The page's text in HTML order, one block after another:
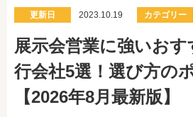
更新日 2023.10.19 カテゴリー
展示会営業に強いお
行会社5選！選び方の
【2026年8月最新版】